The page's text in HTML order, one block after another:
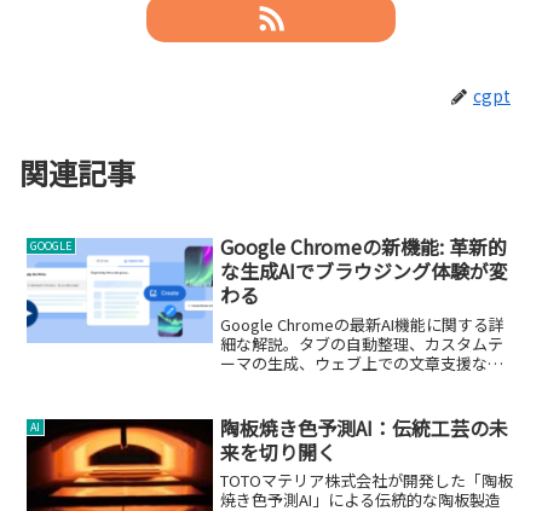
cgpt
関連記事
GOOGLE
Google Chromeの新機能: 革新的
な生成AIでブラウジング体験が変
わる
Google Chromeの最新AI機能に関する詳
細な解説。タブの自動整理、カスタムテ
ーマの生成、ウェブ上での文章支援な
AI
陶板焼き色予測AI：伝統工芸の未
来を切り開く
TOTOマテリア株式会社が開発した「陶板
焼き色予測AI」による伝統的な陶板製造